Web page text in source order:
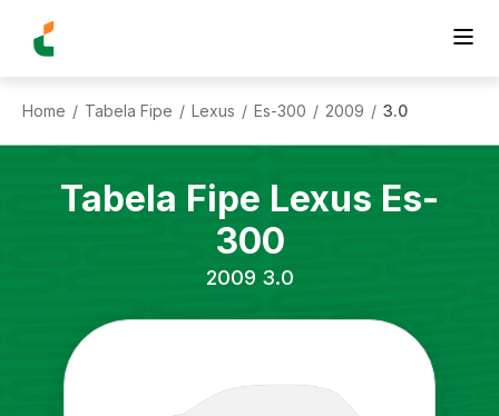
Home / Tabela Fipe / Lexus / Es-300 / 2009 / 3.0
Tabela Fipe Lexus Es-
300
2009 3.0